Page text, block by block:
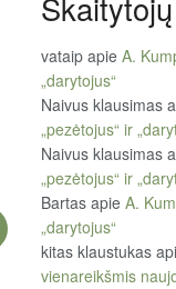
vataip apie A.
„darytojus“
Naivus klausimas
„pezėtojus“ ir
Naivus klausimas
„pezėtojus“ ir
Bartas apie A.
„darytojus“
kitas klaustukas
vienareikšmis